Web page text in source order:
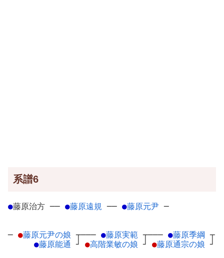
系譜6
●藤原治方 ── ●藤原遠規 ── ●藤原元尹 ─
─ ●藤原元尹の娘 ┬
●藤原能通 ┘
─── ●藤原実範 ┬
●高階業敏の娘 ┘
─── ●藤原季綱 ┬
●藤原通宗の娘 ┘